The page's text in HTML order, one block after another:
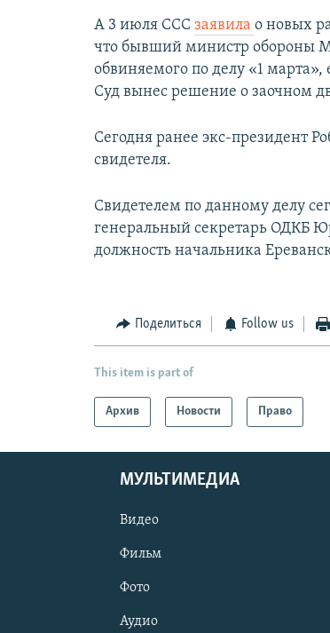
А 3 июля СССзаявилао новых
что бывший министр обороны
обвиняемого по делу «1
Суд вынес решение о заочном
Сегодня ранее экс-президент
свидетеля.
Свидетелем по данному делу
генеральный секретарь ОДКБ
должность начальника
Поделиться Follow us
This item is part of
Архив Новости Право
МУЛЬТИМЕДИА
Видео
Фильм
Фото
Аудио